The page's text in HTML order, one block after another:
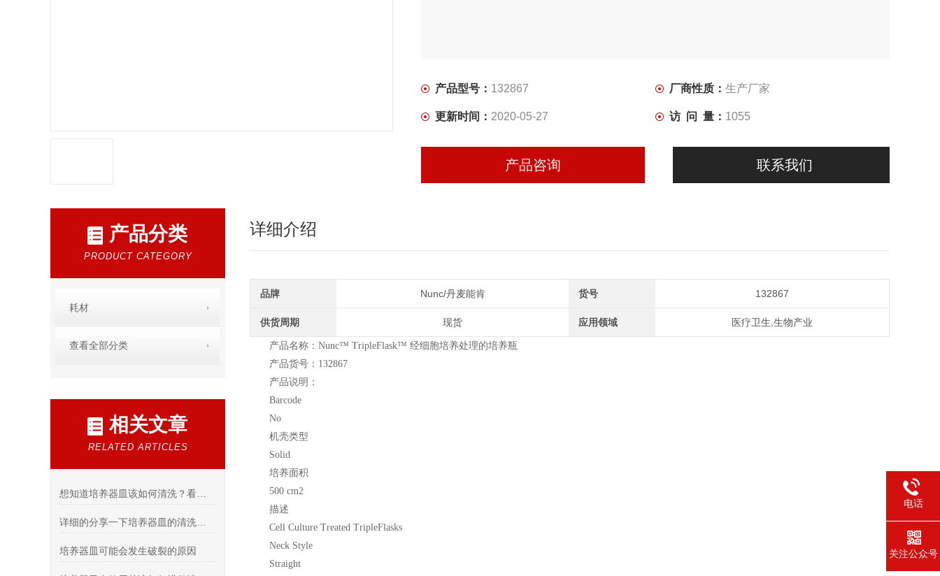
产品型号： 132867 厂商性质： 生产厂家
更新时间： 2020-05-27 访 问 量： 1055
产品咨询 联系我们
产品分类
PRODUCT CATEGORY
耗材
查看全部分类
相关文章
RELATED ARTICLES
培养器皿可能会发生破裂的原因
详细介绍
品牌 Nunc/丹麦能肯 货号 132867
供货周期 现货 应用领域 医疗卫生,生物产业
产品名称：Nunc™ TripleFlask™ 经细胞培养处理的培养瓶
产品货号：132867
产品说明：
Barcode
No
机壳类型
Solid
培养面积
500 cm2
描述
Cell Culture Treated TripleFlasks
Neck Style
Straight
电话
关注公众号